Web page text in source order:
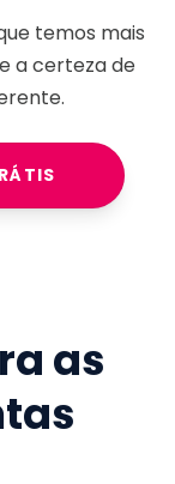
temos mais
a certeza de
as